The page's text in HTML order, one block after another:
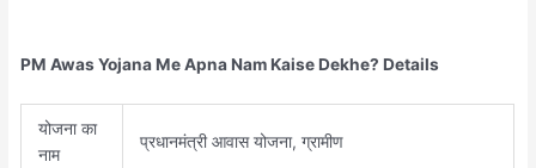
PM Awas Yojana Me Apna Nam Kaise Dekhe? Details
योजना का
नाम
प्रधानमंत्री आवास योजना, ग्रामीण